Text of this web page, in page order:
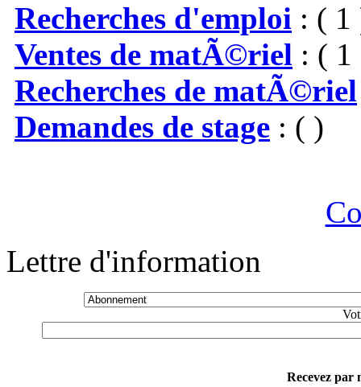
Recherches d'emploi : ( 1
Ventes de matÃ©riel : ( 1
Recherches de matÃ©riel
Demandes de stage : ( )
Lettre d'information
Recevez par